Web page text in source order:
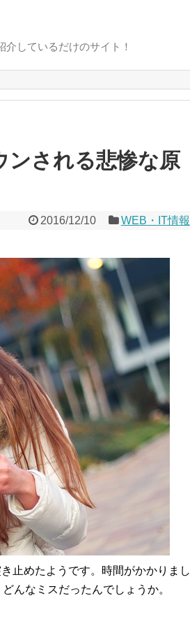
しているだけのサイト！
ンされる悲惨な原
2016/12/10 WEB・IT情報
止めたようです。時間がかかりまし
んなミスだったんでしょうか。